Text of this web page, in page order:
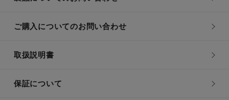
ご購入についてのお問い合わせ
取扱説明書
保証について